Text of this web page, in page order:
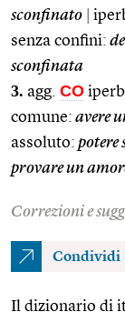
sconfinato
senza confini:
sconfinata
3. agg. CO
comune: avere
assoluto: potere
provare un
Correzioni e
Condividi
Il dizionario di